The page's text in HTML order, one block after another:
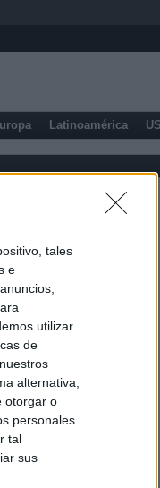
tales
e
utilizar
de
alternativa,
otorgar o
personales
tal
sus
Latinoamérica